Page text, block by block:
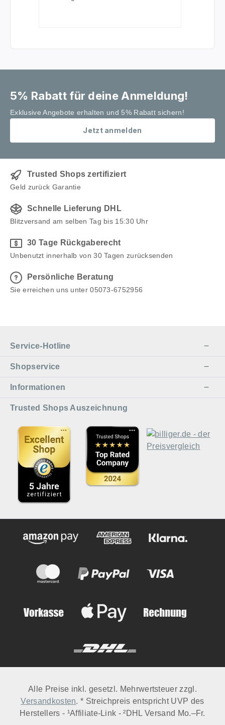
Technische Daten:
5% Rabatt für deine Anmeldung!
Exklusive Angebote erhalten und 5% Rabatt sichern!
Jetzt anmelden
Trusted Shops zertifiziert
Geld zurück Garantie
Schnelle Lieferung DHL
Blitzversand am selben Tag bis 15:30 Uhr
30 Tage Rückgaberecht
Unbenutzt innerhalb von 30 Tagen zurücksenden
Persönliche Beratung
Sie erreichen uns unter 05073-6752956
Service-Hotline
Shopservice
Informationen
Trusted Shops Auszeichnung
Alle Preise inkl. gesetzl. Mehrwertsteuer zzgl.
Versandkosten. * Streichpreis entspricht UVP des
Herstellers - ¹Affiliate-Link - ²DHL Versand Mo.–Fr.